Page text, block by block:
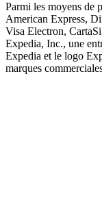
Parmi les moyens de
American Express,
Visa Electron,
Expedia, Inc., une
Expedia et le logo
marques